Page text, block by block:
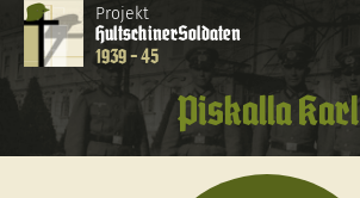
Projekt
HultschinerSoldaten
1939 - 45
Piskalla Karl